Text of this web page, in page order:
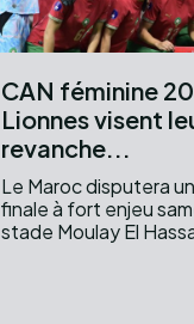
CAN féminine
Lionnes visent
revanche...
Le Maroc disputera
finale à fort enjeu
stade Moulay El